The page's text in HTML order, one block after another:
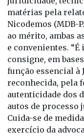
matérias pela
Nicodemos (MDB-
ao mérito, ambas
e convenientes. “É
consigne, em
função essencial à
reconhecida, pela
autenticidade dos
autos de
Cuida-se de
exercício da